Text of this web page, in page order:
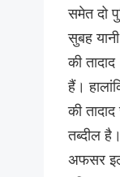
समेत दो
सुबह
की
हैं।
की
तब्दील
अफसर